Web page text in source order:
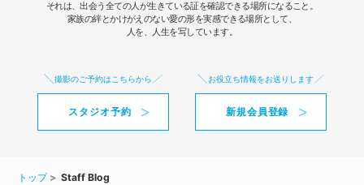
それは、出会う全ての人が生きている証を確認できる場所になること。
家族の絆とかけがえのない愛の形を実感できる場所として、
人を、人生を写しています。
撮影のご予約はこちらから
スタジオ予約
お役立ち情報をお送りします
新規会員登録
トップ Staff Blog